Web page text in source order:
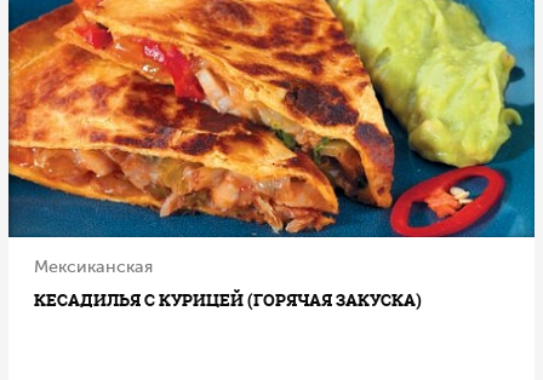
Мексиканская
КЕСАДИЛЬЯ С КУРИЦЕЙ (ГОРЯЧАЯ ЗАКУСКА)